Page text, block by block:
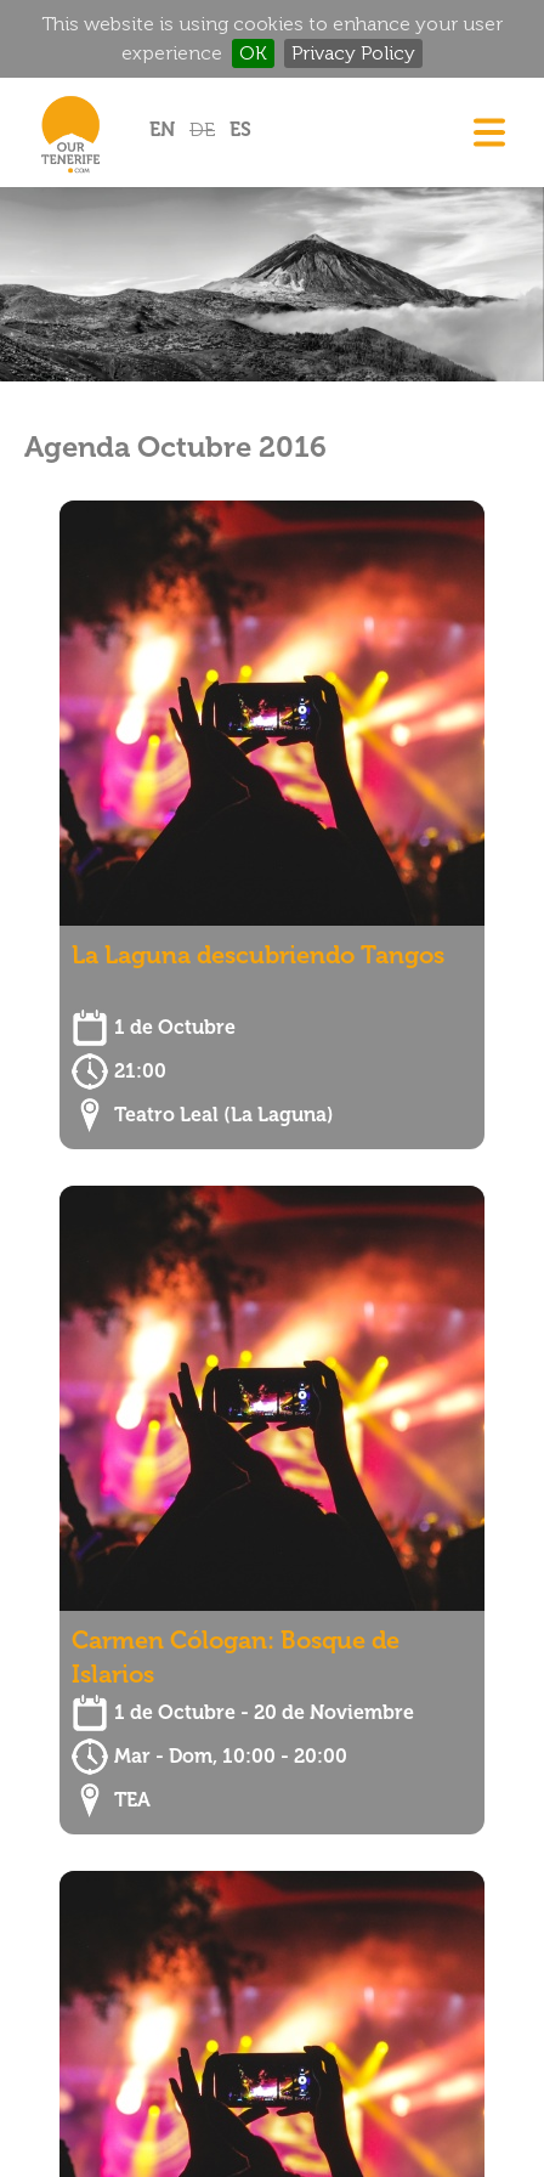
This website is using cookies to enhance your user
experience
OK
Privacy Policy
EN
DE ES
CASAS
GOURMET
MANSIONES HISTÓRICAS
RINCONES MÁGICOS
GOLF
Agenda Octubre 2016
La Laguna descubriendo Tangos
1 de Octubre
21:00
Teatro Leal (La Laguna)
Carmen Cólogan: Bosque de
Islarios
1 de Octubre - 20 de Noviembre
Mar - Dom, 10:00 - 20:00
TEA